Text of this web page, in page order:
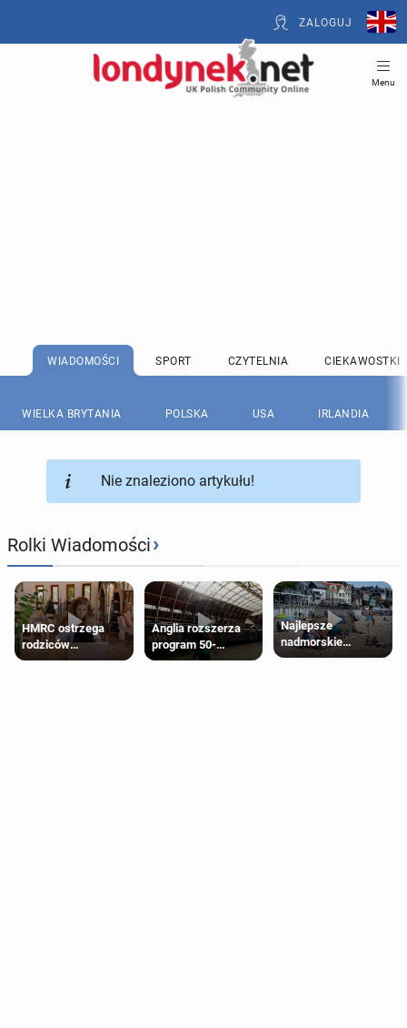
ZALOGUJ
Menu
WIADOMOŚCI SPORT CZYTELNIA CIEKAWOSTKI
WIELKA BRYTANIA POLSKA USA IRLANDIA
Nie znaleziono artykułu!
Rolki Wiadomości›
HMRC ostrzega
rodziców
pobierających Child
Anglia rozszerza
program 50-
procentowych
Najlepsze
nadmorskie
miasteczko blisko